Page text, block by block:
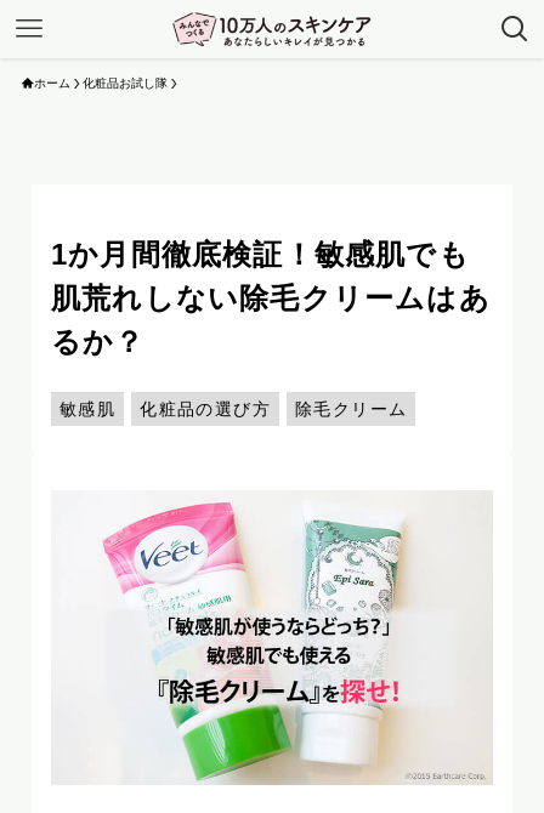
ホーム 化粧品お試し隊
1か月間徹底検証！敏感肌でも
肌荒れしない除毛クリームはあ
るか？
敏感肌 化粧品の選び方 除毛クリーム